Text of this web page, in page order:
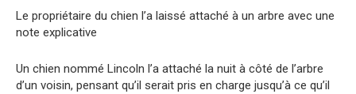
Le propriétaire du chien l’a laissé attaché à un arbre avec une
note explicative
Un chien nommé Lincoln l’a attaché la nuit à côté de l’arbre
d’un voisin, pensant qu’il serait pris en charge jusqu’à ce qu’il